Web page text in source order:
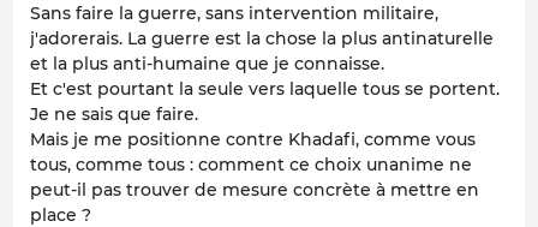
Sans faire la guerre, sans intervention militaire,
j'adorerais. La guerre est la chose la plus antinaturelle
et la plus anti-humaine que je connaisse.
Et c'est pourtant la seule vers laquelle tous se portent.
Je ne sais que faire.
Mais je me positionne contre Khadafi, comme vous
tous, comme tous : comment ce choix unanime ne
peut-il pas trouver de mesure concrète à mettre en
place ?